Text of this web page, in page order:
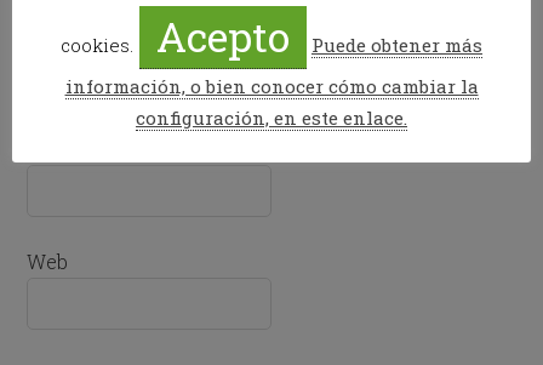
Nombre
Web
cookies. Acepto
Puede obtener más
información, o bien conocer cómo cambiar la
configuración, en este enlace.